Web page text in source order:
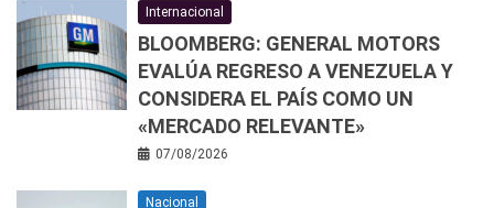
Internacional
BLOOMBERG: GENERAL MOTORS
EVALÚA REGRESO A VENEZUELA Y
CONSIDERA EL PAÍS COMO UN
«MERCADO RELEVANTE»
07/08/2026
Nacional